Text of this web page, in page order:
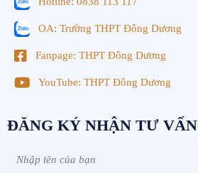
OA: Trường THPT Đông Dương
Fanpage: THPT Đông Dương
YouTube: THPT Đông Dương
ĐĂNG KÝ NHẬN TƯ VẤN